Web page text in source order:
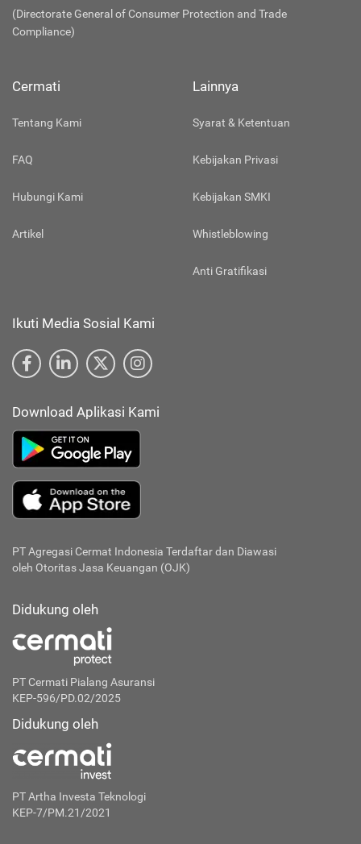
(Directorate General of Consumer Protection and Trade
Compliance)
Cermati
Tentang Kami
FAQ
Hubungi Kami
Artikel
Lainnya
Syarat & Ketentuan
Kebijakan Privasi
Kebijakan SMKI
Whistleblowing
Anti Gratifikasi
Ikuti Media Sosial Kami
Download Aplikasi Kami
PT Agregasi Cermat Indonesia Terdaftar dan Diawasi
oleh Otoritas Jasa Keuangan (OJK)
Didukung oleh
PT Cermati Pialang Asuransi
KEP-596/PD.02/2025
Didukung oleh
PT Artha Investa Teknologi
KEP-7/PM.21/2021